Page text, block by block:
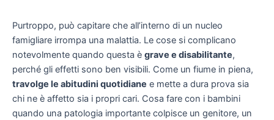
Purtroppo, può capitare che all’interno di un nucleo
famigliare irrompa una malattia. Le cose si complicano
notevolmente quando questa è grave e disabilitante,
perché gli effetti sono ben visibili. Come un fiume in piena,
travolge le abitudini quotidiane e mette a dura prova sia
chi ne è affetto sia i propri cari. Cosa fare con i bambini
quando una patologia importante colpisce un genitore, un